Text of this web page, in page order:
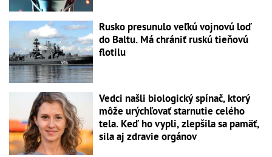
Rusko presunulo veľkú vojnovú loď
do Baltu. Má chrániť ruskú tieňovú
flotilu
Vedci našli biologický spínač, ktorý
môže urýchľovať starnutie celého
tela. Keď ho vypli, zlepšila sa pamäť,
sila aj zdravie orgánov